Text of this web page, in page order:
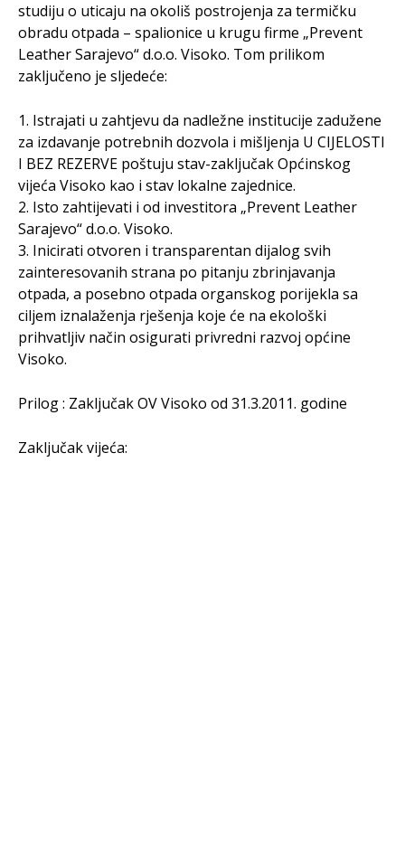
studiju o uticaju na okoliš postrojenja za termičku
obradu otpada – spalionice u krugu firme „Prevent
Leather Sarajevo“ d.o.o. Visoko. Tom prilikom
zaključeno je sljedeće:
1. Istrajati u zahtjevu da nadležne institucije zadužene
za izdavanje potrebnih dozvola i mišljenja U CIJELOSTI
I BEZ REZERVE poštuju stav-zaključak Općinskog
vijeća Visoko kao i stav lokalne zajednice.
2. Isto zahtijevati i od investitora „Prevent Leather
Sarajevo“ d.o.o. Visoko.
3. Inicirati otvoren i transparentan dijalog svih
zainteresovanih strana po pitanju zbrinjavanja
otpada, a posebno otpada organskog porijekla sa
ciljem iznalaženja rješenja koje će na ekološki
prihvatljiv način osigurati privredni razvoj općine
Visoko.
Prilog : Zaključak OV Visoko od 31.3.2011. godine
Zaključak vijeća: